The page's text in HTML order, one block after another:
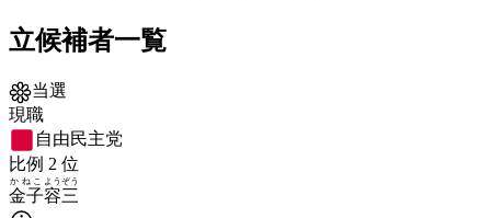
立候補者一覧
当選
現職
自由民主党
比例 2 位
金子
かねこ
容三
ようぞう